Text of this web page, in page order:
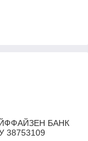
БАНК
38753109